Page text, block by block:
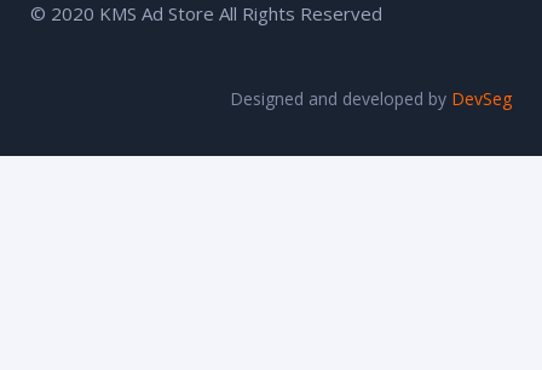
© 2020 KMS Ad Store All Rights Reserved
Designed and developed by DevSeg